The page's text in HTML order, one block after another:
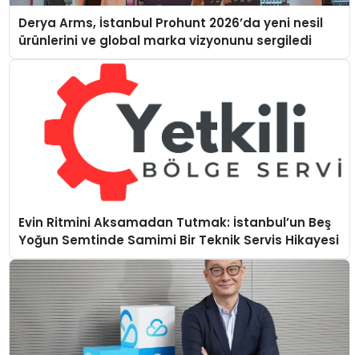
Derya Arms, İstanbul Prohunt 2026’da yeni nesil
ürünlerini ve global marka vizyonunu sergiledi
Evin Ritmini Aksamadan Tutmak: İstanbul’un Beş
Yoğun Semtinde Samimi Bir Teknik Servis Hikayesi